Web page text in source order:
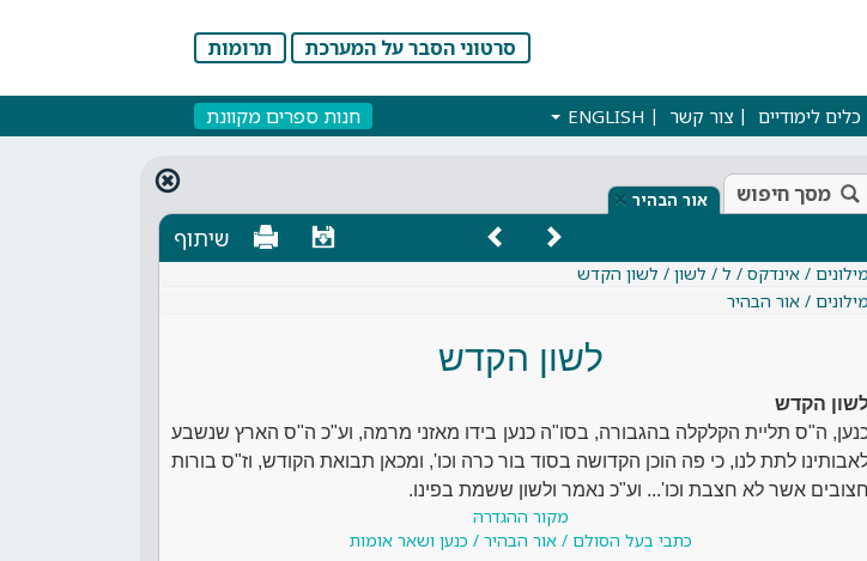
סרטוני הסבר על המערכת תרומות
כלים לימודיים צור קשר ENGLISH חנות ספרים מקוונת
מסך חיפוש אור הבהיר ×
שיתוף
מילונים / אינדקס / ל / לשון / לשון הקדש
מילונים / אור הבהיר
לשון הקדש
הקדש
ה"ס תליית הקלקלה בהגבורה, בסו"ה כנען בידו מאזני מרמה, וע"כ ה"ס הארץ שנשבע
לתת לנו, כי פה הוכן הקדושה בסוד בור כרה וכו', ומכאן תבואת הקודש, וז"ס בורות
חצובים אשר לא חצבת וכו'... וע"כ נאמר ולשון ששמת בפינו.
מקור ההגדרה
כתבי בעל הסולם / אור הבהיר / כנען ושאר אומות